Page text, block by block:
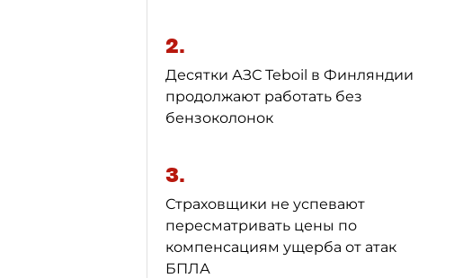
2.
Десятки АЗС Teboil в Финляндии
продолжают работать без
бензоколонок
3.
Страховщики не успевают
пересматривать цены по
компенсациям ущерба от атак
БПЛА